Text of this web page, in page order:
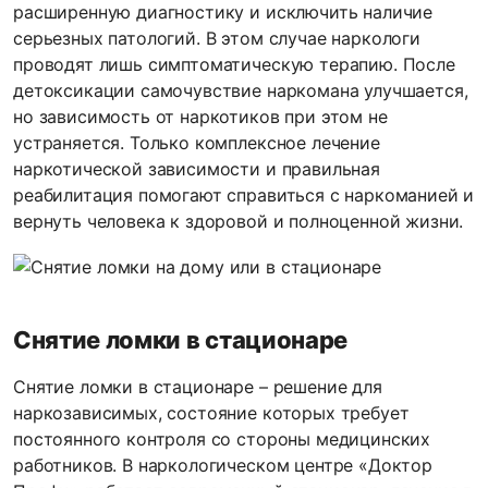
расширенную диагностику и исключить наличие
серьезных патологий. В этом случае наркологи
проводят лишь симптоматическую терапию. После
детоксикации самочувствие наркомана улучшается,
но зависимость от наркотиков при этом не
устраняется. Только комплексное лечение
наркотической зависимости и правильная
реабилитация помогают справиться с наркоманией и
вернуть человека к здоровой и полноценной жизни.
Снятие ломки в стационаре
Снятие ломки в стационаре – решение для
наркозависимых, состояние которых требует
постоянного контроля со стороны медицинских
работников. В наркологическом центре «Доктор